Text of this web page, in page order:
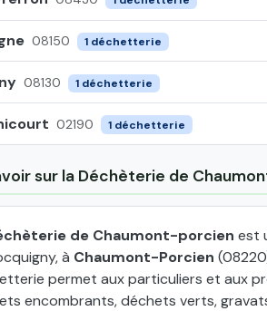
08150 1 déchetterie
08130 1 déchetterie
02190 1 déchetterie
sur la Déchèterie de
de Chaumont-porcien est
à Chaumont-Porcien
permet aux particuliers et aux
encombrants, déchets verts,